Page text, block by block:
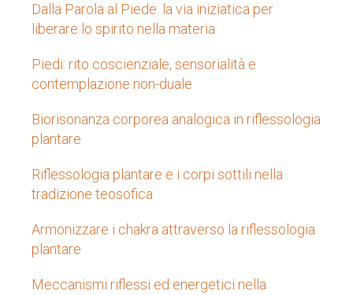
Dalla Parola al Piede: la via iniziatica per
liberare lo spirito nella materia
Piedi: rito coscienziale, sensorialità e
contemplazione non-duale
Biorisonanza corporea analogica in riflessologia
plantare
Riflessologia plantare e i corpi sottili nella
tradizione teosofica
Armonizzare i chakra attraverso la riflessologia
plantare
Meccanismi riflessi ed energetici nella